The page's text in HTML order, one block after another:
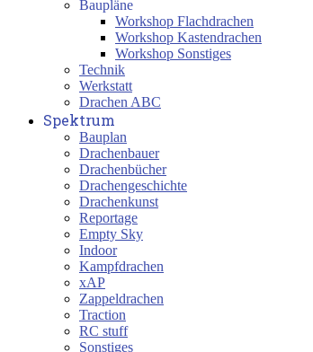
Baupläne
Workshop Flachdrachen
Workshop Kastendrachen
Workshop Sonstiges
Technik
Werkstatt
Drachen ABC
Spektrum
Bauplan
Drachenbauer
Drachenbücher
Drachengeschichte
Drachenkunst
Reportage
Empty Sky
Indoor
Kampfdrachen
xAP
Zappeldrachen
Traction
RC stuff
Sonstiges